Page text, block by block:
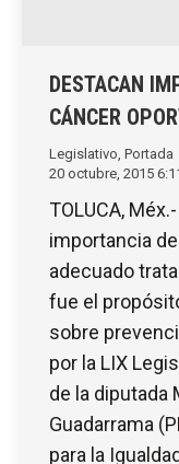
DESTACAN
CÁNCER
Legislativo, Portada
20 octubre, 2015
TOLUCA,
importancia
adecuado
fue el
sobre
por la LIX
de la diputada
Guadarrama
para la